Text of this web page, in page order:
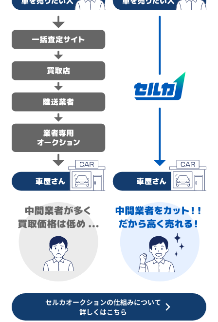
セルカオークションの仕組みについて
詳しくはこちら